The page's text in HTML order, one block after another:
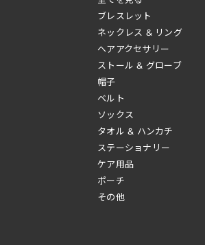
ブレスレット
ネックレス & リング
へアアクセサリー
ストール & グローブ
帽子
ベルト
ソックス
タオル & ハンカチ
ステーショナリー
ケア用品
ポーチ
その他